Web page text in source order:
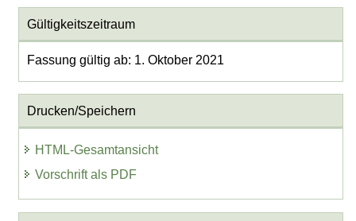
Gültigkeitszeitraum
Fassung gültig ab: 1. Oktober 2021
Drucken/Speichern
HTML-Gesamtansicht
Vorschrift als PDF